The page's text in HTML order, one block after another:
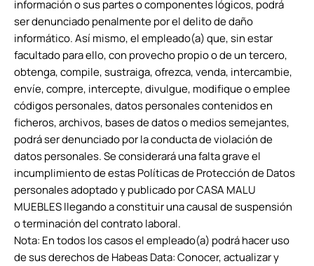
información o sus partes o componentes lógicos, podrá
ser denunciado penalmente por el delito de daño
informático. Así mismo, el empleado(a) que, sin estar
facultado para ello, con provecho propio o de un tercero,
obtenga, compile, sustraiga, ofrezca, venda, intercambie,
envíe, compre, intercepte, divulgue, modifique o emplee
códigos personales, datos personales contenidos en
ficheros, archivos, bases de datos o medios semejantes,
podrá ser denunciado por la conducta de violación de
datos personales. Se considerará una falta grave el
incumplimiento de estas Políticas de Protección de Datos
personales adoptado y publicado por CASA MALU
MUEBLES llegando a constituir una causal de suspensión
o terminación del contrato laboral.
Nota: En todos los casos el empleado(a) podrá hacer uso
de sus derechos de Habeas Data: Conocer, actualizar y